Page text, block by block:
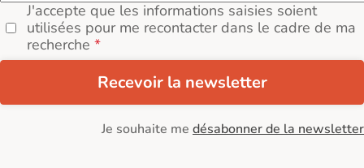
J'accepte que les informations saisies soient
utilisées pour me recontacter dans le cadre de ma
recherche
Recevoir la newsletter
Je souhaite me désabonner de la newsletter